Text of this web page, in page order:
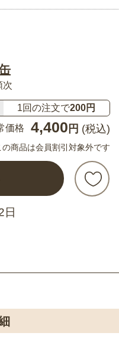
次
1回の注文で200円
価格
4,400 円 (税込)
の商品は会員割引対象外です
日